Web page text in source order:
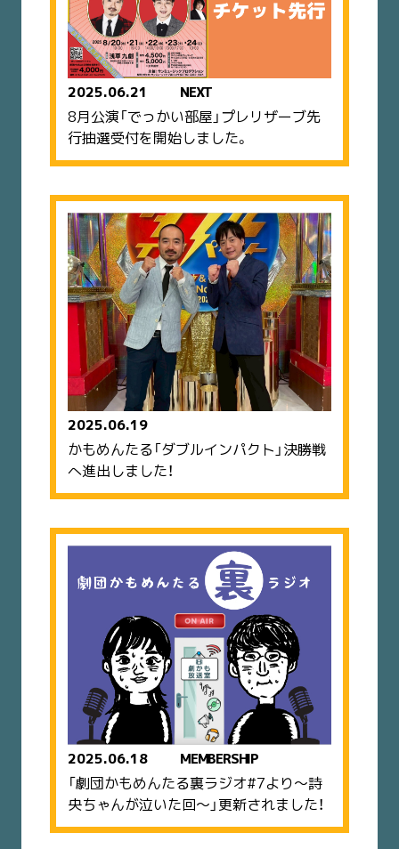
2025.06.21 NEXT
8月公演「でっかい部屋」プレリザーブ先
行抽選受付を開始しました。
2025.06.19
かもめんたる「ダブルインパクト」決勝戦
へ進出しました！
2025.06.18 MEMBERSHIP
「劇団かもめんたる裏ラジオ#7より〜詩
央ちゃんが泣いた回〜」更新されました！